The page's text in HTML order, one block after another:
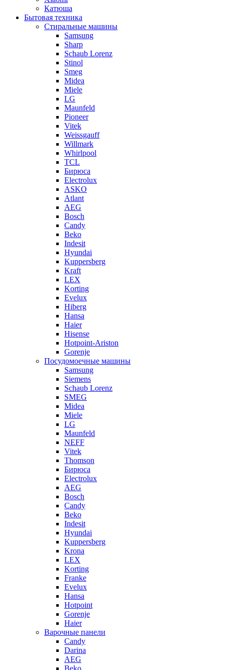
Катюша
Бытовая техника
Стиральные машины
Samsung
Sharp
Schaub Lorenz
Stinol
Smeg
Midea
Miele
LG
Maunfeld
Pioneer
Vitek
Weissgauff
Willmark
Whirlpool
TCL
Бирюса
Electrolux
ASKO
Atlant
AEG
Bosch
Candy
Beko
Indesit
Hyundai
Kuppersberg
Kraft
LEX
Korting
Evelux
Hiberg
Hansa
Haier
Hisense
Hotpoint-Ariston
Gorenje
Посудомоечные машины
Samsung
Siemens
Schaub Lorenz
SMEG
Midea
Miele
LG
Maunfeld
NEFF
Vitek
Thomson
Бирюса
Electrolux
AEG
Bosch
Candy
Beko
Indesit
Hyundai
Kuppersberg
Krona
LEX
Korting
Franke
Evelux
Hansa
Hotpoint
Gorenje
Haier
Варочные панели
Candy
Darina
AEG